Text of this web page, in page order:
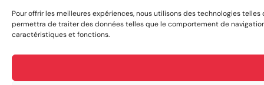
Pour offrir les meilleures expériences, nous utilisons des technologies
permettra de traiter des données telles que le comportement de
caractéristiques et fonctions.